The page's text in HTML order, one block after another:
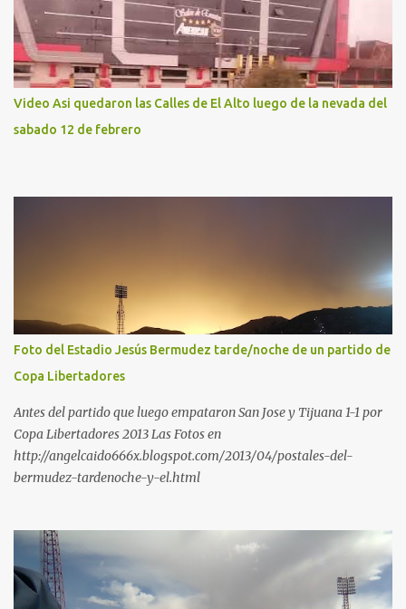
Video Asi quedaron las Calles de El Alto luego de la nevada del
sabado 12 de febrero
Foto del Estadio Jesús Bermudez tarde/noche de un partido de
Copa Libertadores
Antes del partido que luego empataron San Jose y Tijuana 1-1 por
Copa Libertadores 2013 Las Fotos en
http://angelcaido666x.blogspot.com/2013/04/postales-del-
bermudez-tardenoche-y-el.html